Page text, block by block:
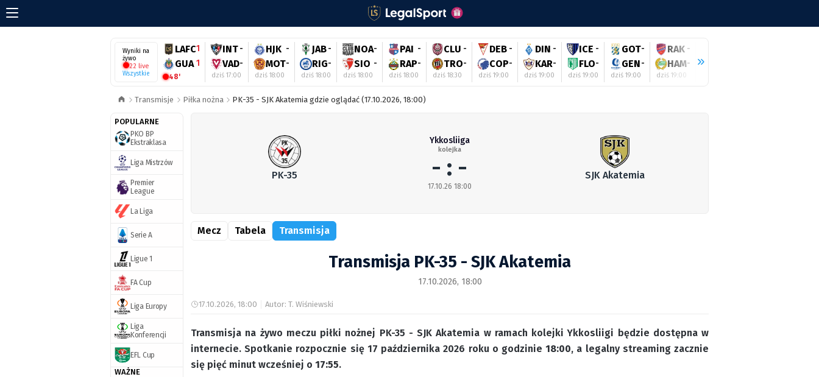
Wyniki na
żywo
22 live
Wszystkie
LAFC1
GUA 1
48'
INT-
VAD-
dziś 17:00
HJK -
MOT-
dziś 18:00
JAB-
RIG-
dziś 18:00
NOA-
SIO -
dziś 18:00
PAI -
RAP-
dziś 18:00
CLU -
TRO-
dziś 18:30
DEB -
COP-
dziś 19:00
DIN -
KAR-
dziś 19:00
ICE -
FLO-
dziś 19:00
GOT-
GEN-
dziś 19:00
RAK -
HAM-
dziś 19:00
Transmisje Piłka nożna PK-35 - SJK Akatemia gdzie oglądać (17.10.2026, 18:00)
POPULARNE
PKO BP
Ekstraklasa
Liga Mistrzów
Premier
League
La Liga
Serie A
Ligue 1
FA Cup
Liga Europy
Liga
Konferencji
EFL Cup
WAŻNE
PK-35
Ykkosliiga
kolejka
- : -
17.10.26 18:00
SJK Akatemia
Mecz Tabela Transmisja
Transmisja PK-35 - SJK Akatemia
17.10.2026, 18:00
17.10.2026, 18:00 Autor: T. Wiśniewski
Transmisja na żywo meczu piłki nożnej PK-35 - SJK Akatemia w ramach kolejki Ykkosliigi będzie dostępna w
internecie. Spotkanie rozpocznie się 17 października 2026 roku o godzinie18:00, a legalny streaming zacznie
się pięć minut wcześniej o 17:55.